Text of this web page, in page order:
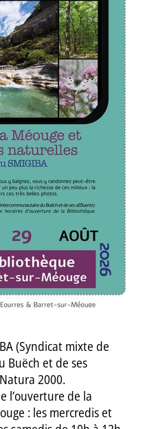
(Syndicat mixte de
Buëch et de ses
2000.
l’ouverture de la
: les mercredis et